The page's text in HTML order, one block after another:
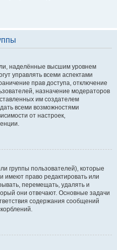
наделённые высшим уровнем
управлять всеми аспектами
прав доступа, отключение
назначение модераторов
им создателем
всеми возможностями
от настроек,
группы пользователей), которые
право редактировать или
перемещать, удалять и
они отвечают. Основные задачи
содержания сообщений